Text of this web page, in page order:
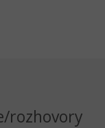
rozhovory